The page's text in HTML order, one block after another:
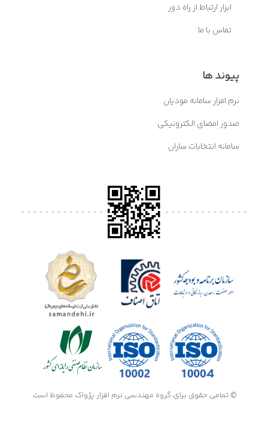
ابزار ارتباط از راه دور
تماس با ما
پیوند ها
نرم افزار سامانه مودیان
صدور امضای الکترونیکی
سامانه انتخابات ساران
© تمامی حقوق برای گروه مهندسی نرم افزار پژواک محفوظ است.